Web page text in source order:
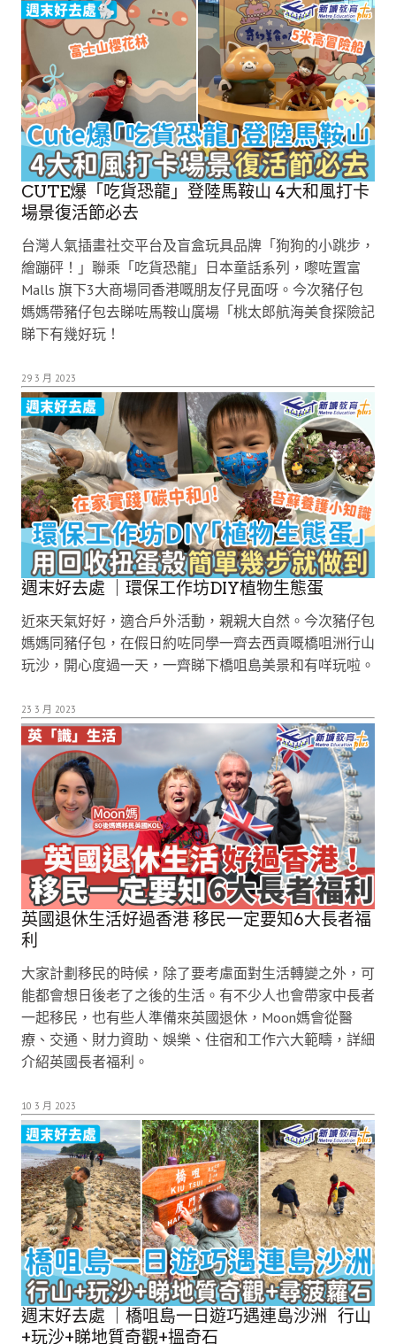
CUTE爆「吃貨恐龍」登陸馬鞍山 4大和風打卡
場景復活節必去
台灣人氣插畫社交平台及盲盒玩具品牌「狗狗的小跳步，
繪蹦砰！」聯乘「吃貨恐龍」日本童話系列，嚟咗置富
Malls 旗下3大商場同香港嘅朋友仔見面呀。今次豬仔包
媽媽帶豬仔包去睇咗馬鞍山廣場「桃太郎航海美食探險記
睇下有幾好玩！
29 3 月 2023
週末好去處 ｜環保工作坊DIY植物生態蛋
近來天氣好好，適合戶外活動，親親大自然。今次豬仔包
媽媽同豬仔包，在假日約咗同學一齊去西貢嘅橋咀洲行山
玩沙，開心度過一天，一齊睇下橋咀島美景和有咩玩啦。
23 3 月 2023
英國退休生活好過香港 移民一定要知6大長者福
利
大家計劃移民的時候，除了要考慮面對生活轉變之外，可
能都會想日後老了之後的生活。有不少人也會帶家中長者
一起移民，也有些人準備來英國退休，Moon媽會從醫
療、交通、財力資助、娛樂、住宿和工作六大範疇，詳細
介紹英國長者福利。
10 3 月 2023
週末好去處 ｜橋咀島一日遊巧遇連島沙洲 行山
+玩沙+睇地質奇觀+搵奇石